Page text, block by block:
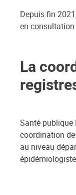
Depuis fin
en consultation
La
Santé publique
coordination
au niveau